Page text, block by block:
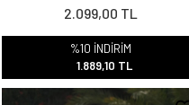
2.099,00 TL
%10 İNDİRİM
1.889,10 TL